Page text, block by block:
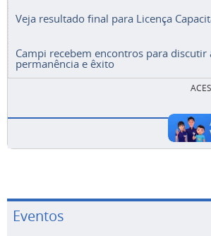
Veja resultado final para Licença
Campi recebem encontros para discutir
permanência e êxito
Eventos